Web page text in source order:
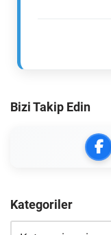
Bizi Takip Edin
Kategoriler